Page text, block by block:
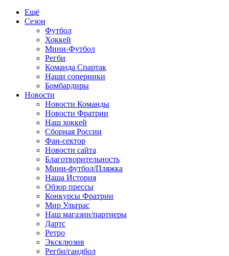
Ещё
Сезон
Футбол
Хоккей
Мини-Футбол
Регби
Команда Спартак
Наши соперники
Бомбардиры
Новости
Новости Команды
Новости Фратрии
Наш хоккей
Сборная России
Фан-cектор
Новости сайта
Благотворительность
Мини-футбол/Пляжка
Наша История
Обзор прессы
Конкурсы Фратрии
Мир Ультрас
Наш магазин/партнеры
Дартс
Ретро
Эксклюзив
Регби/гандбол